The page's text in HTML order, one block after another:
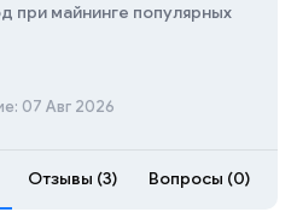
при майнинге популярных
07 Авг 2026
Отзывы (3) Вопросы (0)